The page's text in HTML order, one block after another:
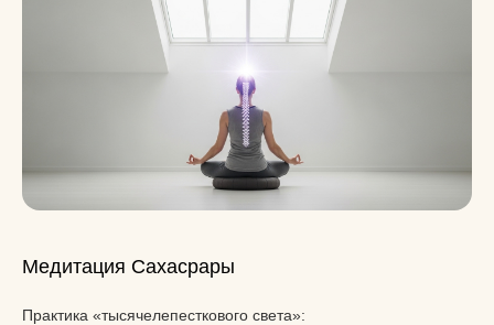
Медитация Сахасрары
Практика «тысячелепесткового света»: